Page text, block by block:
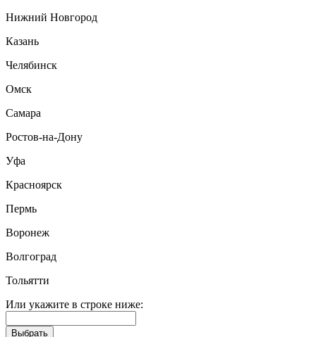
Нижний Новгород
Казань
Челябинск
Омск
Самара
Ростов-на-Дону
Уфа
Красноярск
Пермь
Воронеж
Волгоград
Тольятти
Или укажите в строке ниже: